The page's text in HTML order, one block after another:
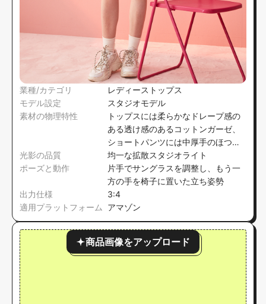
業種/カテゴリ
レディーストップス
モデル設定
スタジオモデル
素材の物理特性
トップスには柔らかなドレープ感の
ある透け感のあるコットンガーゼ、
ショートパンツには中厚手のほつれ
加工デニムを使用
光影の品質
均一な拡散スタジオライト
ポーズと動作
片手でサングラスを調整し、もう一
方の手を椅子に置いた立ち姿勢
出力仕様
3:4
適用プラットフォーム
アマゾン
商品画像をアップロード